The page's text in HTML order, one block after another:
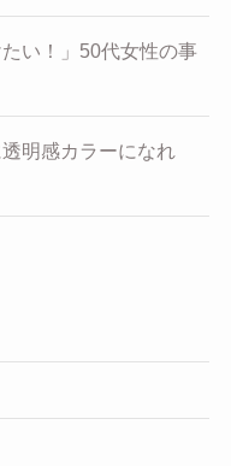
い！」50代女性の事
明感カラーになれ